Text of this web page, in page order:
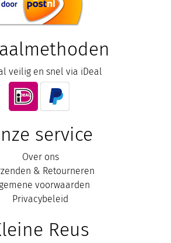
veilig en snel via iDeal
service
Over ons
& Retourneren
voorwaarden
Privacybeleid
Reus